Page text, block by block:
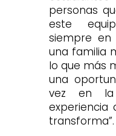
personas
este
siempre en
una familia
lo que más
una
vez en
transforma”.